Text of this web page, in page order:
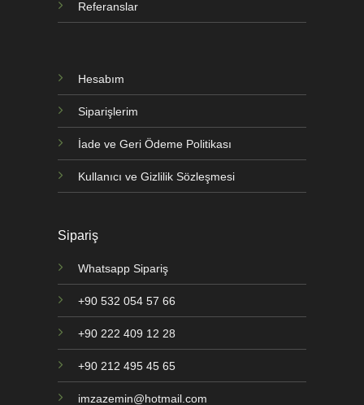
Referanslar
Hesabım
Siparişlerim
İade ve Geri Ödeme Politikası
Kullanıcı ve Gizlilik Sözleşmesi
Sipariş
Whatsapp Sipariş
+90 532 054 57 66
+90 222 409 12 28
+90 212 495 45 65
imzazemin@hotmail.com